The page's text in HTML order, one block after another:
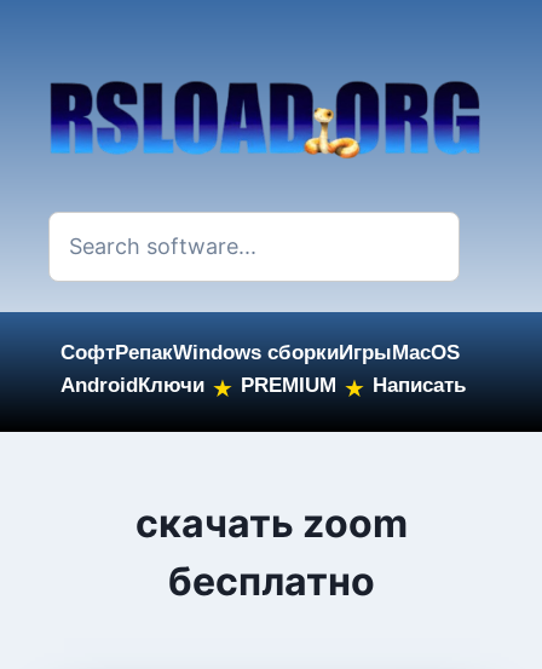
СофтРепакWindows сборкиИгрыMacOS
AndroidКлючи ★ PREMIUM ★ Написать
скачать zoom
бесплатно